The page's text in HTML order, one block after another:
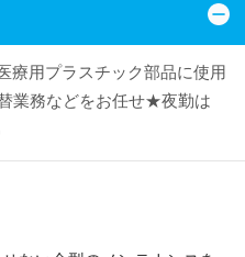
療用プラスチック部品に使用
業務などをお任せ★夜勤は